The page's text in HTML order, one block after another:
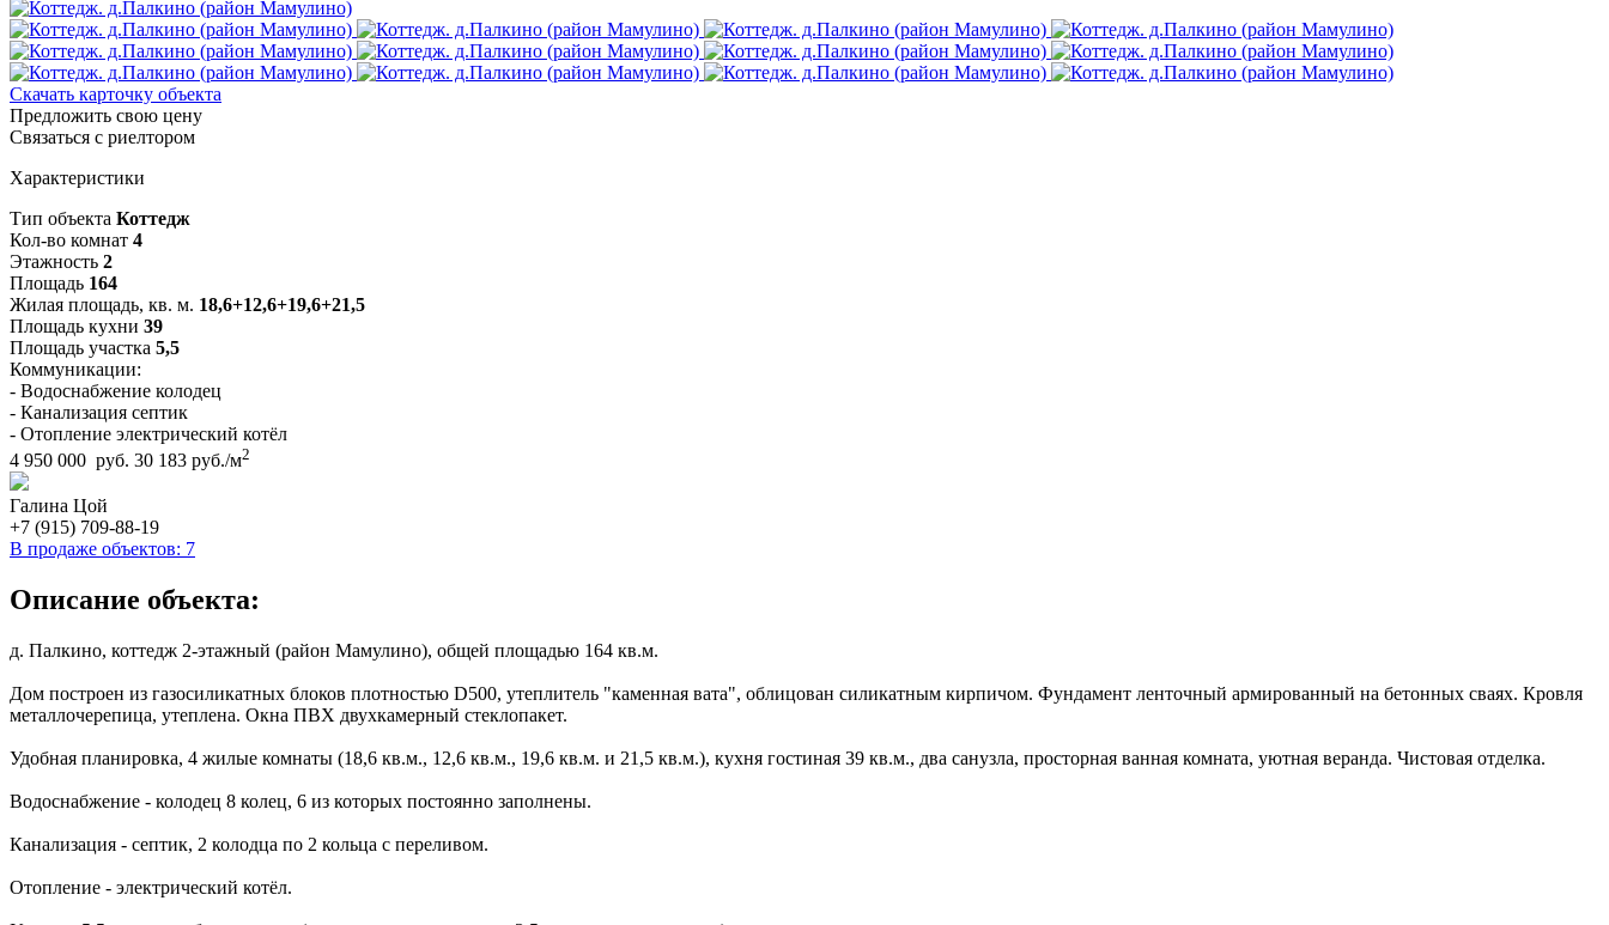
Скачать карточку объекта
Предложить свою цену
Связаться с риелтором
Характеристики
Тип объекта Коттедж
Кол-во комнат 4
Этажность 2
Площадь 164
Жилая площадь, кв. м. 18,6+12,6+19,6+21,5
Площадь кухни 39
Площадь участка 5,5
Коммуникации:
- Водоснабжение колодец
- Канализация септик
- Отопление электрический котёл
4 950 000 руб. 30 183 руб./м2
Галина Цой
+7 (915) 709-88-19
В продаже объектов: 7
Описание объекта:
д. Палкино, коттедж 2-этажный (район Мамулино), общей площадью 164 кв.м.
Дом построен из газосиликатных блоков плотностью D500, утеплитель "каменная вата", облицован силикатным кирпичом. Фундамент ленточный армированный на бетонных сваях. Кровля
металлочерепица, утеплена. Окна ПВХ двухкамерный стеклопакет.
Удобная планировка, 4 жилые комнаты (18,6 кв.м., 12,6 кв.м., 19,6 кв.м. и 21,5 кв.м.), кухня гостиная 39 кв.м., два санузла, просторная ванная комната, уютная веранда. Чистовая отделка.
Водоснабжение - колодец 8 колец, 6 из которых постоянно заполнены.
Канализация - септик, 2 колодца по 2 кольца с переливом.
Отопление - электрический котёл.